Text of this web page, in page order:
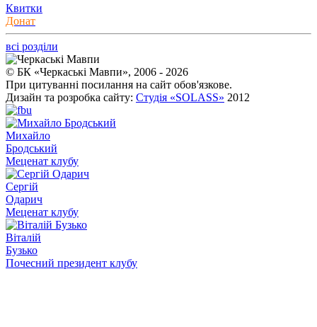
Квитки
Донат
всі розділи
© БК «Черкаські Мавпи», 2006 - 2026
При цитуванні посилання на сайт обов'язкове.
Дизайн та розробка сайту: Студія «SOLASS» 2012
Михайло
Бродський
Меценат клубу
Сергій
Одарич
Меценат клубу
Віталій
Бузько
Почесний президент клубу